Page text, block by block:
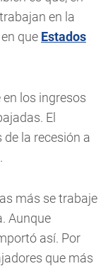
en la
que Estados
los ingresos
El
la recesión a
más se trabaje
Aunque
así. Por
que más